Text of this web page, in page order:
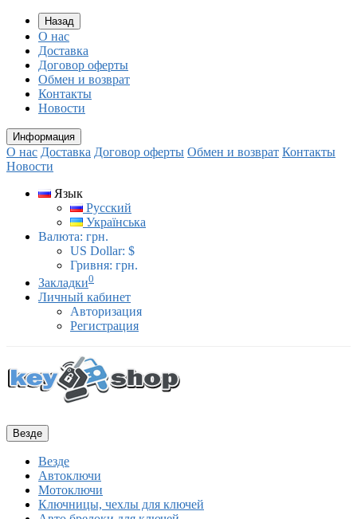
Назад
О нас
Доставка
Договор оферты
Обмен и возврат
Контакты
Новости
Информация
О нас Доставка Договор оферты Обмен и возврат Контакты
Новости
Язык
Русский
Українська
Валюта: грн.
US Dollar: $
Гривня: грн.
Закладки0
Личный кабинет
Авторизация
Регистрация
Везде
Везде
Автоключи
Мотоключи
Ключницы, чехлы для ключей